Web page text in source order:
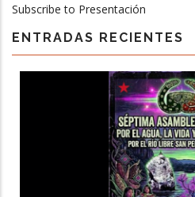
Subscribe to Presentación
ENTRADAS RECIENTES